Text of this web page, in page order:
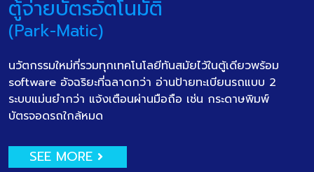
ตู้จ่ายบัตรอัตโนมัติ
(Park-Matic)
นวัตกรรมใหม่ที่รวมทุกเทคโนโลยีทันสมัยไว้ในตู้เดียวพร้อม
software อัจฉริยะที่ฉลาดกว่า อ่านป้ายทะเบียนรถแบบ 2
ระบบแม่นยำกว่า แจ้งเตือนผ่านมือถือ เช่น กระดาษพิมพ์
บัตรจอดรถใกล้หมด
SEE MORE